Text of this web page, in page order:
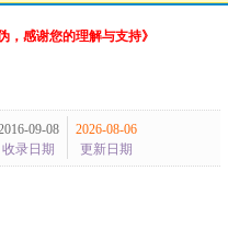
，感谢您的理解与支持》
09-08
收录日期
2026-08-06
更新日期